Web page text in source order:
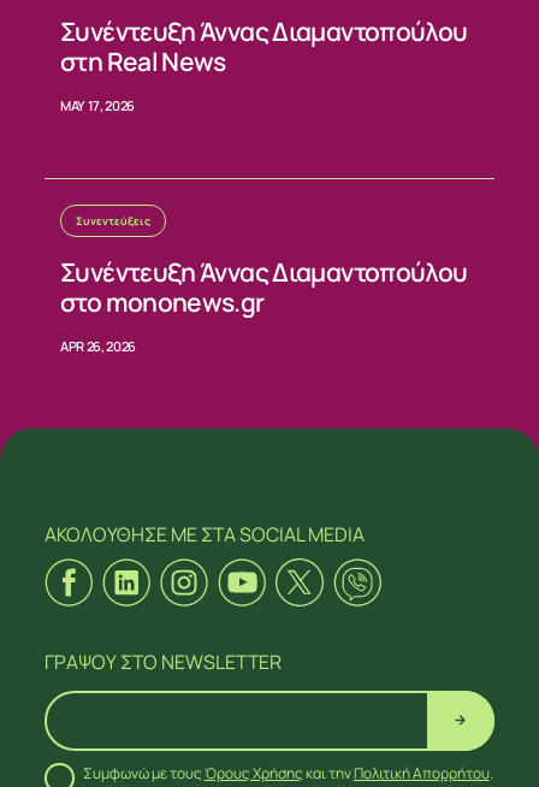
ΑΚΟΛΟΥΘΗΣΕ ΜΕΣΤΑ SOCIAL MEDIA
Συνέντευξη Άννας Διαμαντοπούλου
στη Real News
MAY 17, 2026
Συνεντεύξεις
Συνέντευξη Άννας Διαμαντοπούλου
στο mononews.gr
APR 26, 2026
ΑΚΟΛΟΥΘΗΣΕ ΜΕΣΤΑ SOCIAL MEDIA
ΓΡΑΨΟΥΣΤΟ NEWSLETTER
Συμφωνώ με τουςΌρους Χρήσηςκαι τηνΠολιτική Απορρήτου.